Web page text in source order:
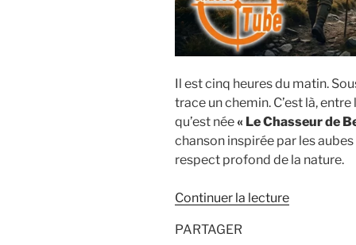
Il est cinq heures du matin.
trace un chemin. C’est là,
qu’est née « Le Chasseur de
chanson inspirée par les
respect profond de la nature.
Continuer la lecturede
PARTAGER